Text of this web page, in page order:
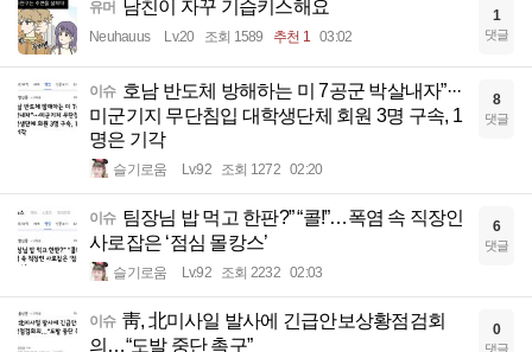
유머 남친이 자꾸 기습키스해요
Neuhauus Lv.20 조회 1589 추천 1 03:02
1
댓글
이슈 호남 반도체 방해하는 미 7공군 박살내자”···
미군기지 무단침입 대학생단체 회원 3명 구속, 1
명은 기각
슬기로움 Lv.92 조회 1272 02:20
8
댓글
이슈 팀장님 밥 먹고 한판?” “콜!”…폭염 속 직장인
사로잡은 ‘점심 몰캉스’
슬기로움 Lv.92 조회 2232 02:03
6
댓글
이슈 靑, 北미사일 발사에 긴급안보상황점검회
의…“도발 중단 촉구”
0
댓글